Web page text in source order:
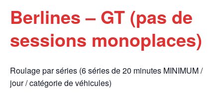
Berlines – GT (pas de
sessions monoplaces)
Roulage par séries (6 séries de 20 minutes MINIMUM /
jour / catégorie de véhicules)